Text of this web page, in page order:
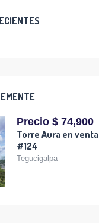
Precio $ 74,900
Torre Aura en venta
#124
Tegucigalpa